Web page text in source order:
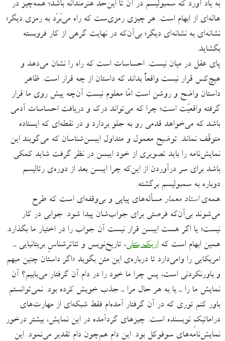
به یاد آورد که سمبولیسم در آن تا این‌حد هنرمندانه باشد؛ همه‌چیز در
هاله‌ای از ابهام است. هر چیزی رمزی‌ست که راه می‌بَرَد به رمزی دیگر؛
نشانه‌ای به نشانه‌ای دیگر؛ بی‌آن‌که در نهایت گرهی از کار فروبسته
بگشاید.
پای عقل در میان نیست. احساسات است که راه را نشان می‌دهد و
هیچ‌کس قرار نیست واقعاً بداند که داستان از چه قرار است. ظاهر
داستان واضح و روشن است امّا معلوم نیست آن‌چه پیش روی ما قرار
گرفته واقعیّت است؛ چرا که می‌تواند درک و دریافت احساسات آدمی
باشد که می‌خواهد قدمی رو به جلو بردارد و در نقطه‌ای که ایستاده
متوقّف نماند. توضیح معمول و متداول ایبسن‌شناسان که می‌گویند این
نمایش‌نامه را باید تصویری از خود ایبسن در نظر گرفت شاید کمکی
باشد برای سر درآوردن از این‌که چرا ایبسن بعد از دوره‌ی رئالیسم
دوباره به سمبولیسم برگشته.
همه‌یاستاد معمار مسأله‌های پیاپی و بی‌وقفه‌ای است که طرح
می‌شوند بی‌آن‌که فرصتی برای جواب‌شان پیدا شود. جوابی در کار
نیست؛ یا اگر هست ایبسن قرار نیست آن جواب را در اختیار ما بگذارد.
همین ابهام است کهاریک بنتلی، تاریخ‌نویس و تئاترشناسِ بریتانیایی ـ
امریکایی را وامی‌دارد تا درباره‌ی این متن بگوید «اگر داستان چنین مبهم
و باورنکردنی است، پس چرا ما خود را در دام آن گرفتار می‌یابیم؟ آن
نمایش ما را ـ یا به‌ هر‌ حال مرا ـ جذب خویش کرده بود. نمی‌توانستم
باور کنم توری که در آن گرفتار آمده‌ام فقط شبکه‌ای از مهارت‌های
دراماتیکِ نویسنده است. چیز‌های گردآمده در این نمایش، بیشتر درخور
نمایش‌نامه‌های سوفوکل بود. این دام هم‌چون دامِ تقدیر می‌نمود. این